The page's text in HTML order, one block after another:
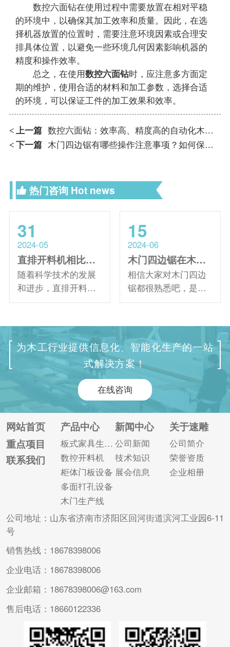
数控六面钻在使用过程中需要放置在相对平稳
的环境中，以确保其加工效率和质量。因此，在选
择机器放置的位置时，需要注意环境因素或合理安
排具体位置，以避免一些环境几何因素影响机器的
精度和操作效率。
总之，在使用数控六面钻时，应注意多方面定
期的维护，使用合适的材料和加工参数，选择合适
的环境，可以保证工件的加工效果和效率。
< 上一篇 数控六面钻：效率高、精度高的自动化木工设备
< 下一篇 木门四边锯有哪些操作注意事项？如何保存更合适？
热门咨询 Hot news
31
2024-05
直排开料机相比传统设备的优势是什么
随着科学技术的发展
和进步，直排开料机
也在升级，比传统设
被广泛的应用，那么
它相比传统设备有哪
些优势呢？接下来由
速雕的工作人员来给
大家简单介绍一下其
15
2024-06
木门四边锯在木门加工过程中有哪些优势
相信大家对木门四边
锯都很熟悉吧，是一
种进行木门的高科技
备，主要适用于室内
门四边锯切及定尺，
使木料符合尺寸要
求，那么它给带来了
哪些优势呢？下面由
我们的工作人员来给
大家简单介绍一下。
为木工行业提供信息化、智能化生产的一站
式解决方案！
在线咨询
网站首页
重点项目
联系我们
产品中心
板式家具生产线
数控开料机
柜体门板设备
多面打孔设备
木门生产线
新闻中心
公司新闻
技术知识
展会信息
关于速雕
公司简介
荣誉资质
企业相册
公司地址：山东省济南市济阳区回河街道滨河工业园6-11
号
销售热线：18678398006
企业电话：18678398006
企业邮箱：18678398006@163.com
售后电话：18660122336